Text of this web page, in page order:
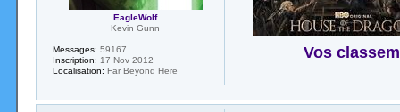
Vos
EagleWolf
Kevin Gunn
Messages: 59167
Inscription: 17 Nov 2012
Localisation: Far Beyond Here